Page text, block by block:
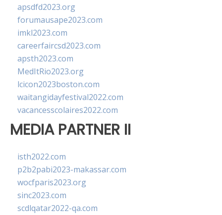
apsdfd2023.org
forumausape2023.com
imkl2023.com
careerfaircsd2023.com
apsth2023.com
MedItRio2023.org
lcicon2023boston.com
waitangidayfestival2022.com
vacancesscolaires2022.com
MEDIA PARTNER II
isth2022.com
p2b2pabi2023-makassar.com
wocfparis2023.org
sinc2023.com
scdlqatar2022-qa.com